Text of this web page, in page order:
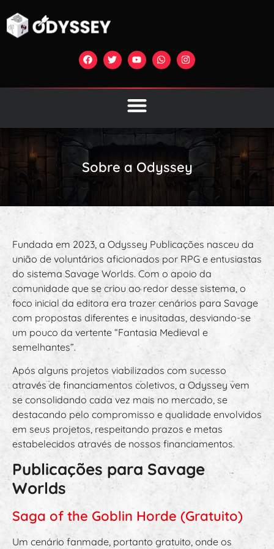
Sobre a Odyssey
Fundada em 2023, a Odyssey Publicações nasceu da
união de voluntários aficionados por RPG e entusiastas
do sistema Savage Worlds. Com o apoio da
comunidade que se criou ao redor desse sistema, o
foco inicial da editora era trazer cenários para Savage
com propostas diferentes e inusitadas, desviando-se
um pouco da vertente “Fantasia Medieval e
semelhantes”.
Após alguns projetos viabilizados com sucesso
através de financiamentos coletivos, a Odyssey vem
se consolidando cada vez mais no mercado, se
destacando pelo compromisso e qualidade envolvidos
em seus projetos, respeitando prazos e metas
estabelecidos através de nossos financiamentos.
Publicações para Savage
Worlds
Saga of the Goblin Horde (Gratuito)
Um cenário fanmade, portanto gratuito, onde os